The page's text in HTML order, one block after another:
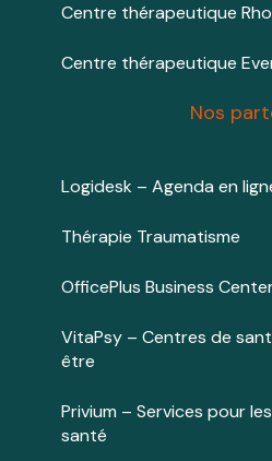
Centre thérapeutique
Centre thérapeutique
Nos
Logidesk – Agenda en
Thérapie Traumatisme
OfficePlus Business
VitaPsy – Centres de
être
Privium – Services pour
santé